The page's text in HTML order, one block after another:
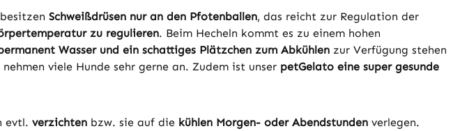
Schweißdrüsen nur an den Pfotenballen, das reicht zur Regulation der
zu regulieren. Beim Hecheln kommt es zu einem hohen
Wasser und ein schattiges Plätzchen zum Abkühlen zur Verfügung stehen
nehmen viele Hunde sehr gerne an. Zudem ist unser petGelato eine super gesunde
evtl. verzichten bzw. sie auf die kühlen Morgen- oder Abendstunden verlegen.